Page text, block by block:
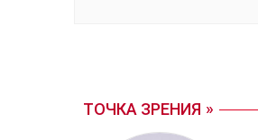
ТОЧКА ЗРЕНИЯ